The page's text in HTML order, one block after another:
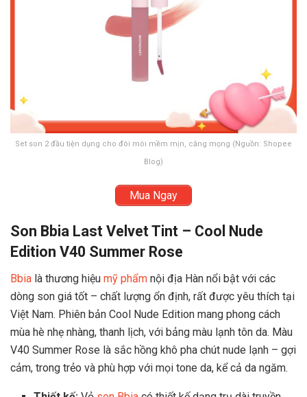
Set son 2 đầu tiện dụng cho đôi môi mềm mịn, căng mọng (Nguồn: Shopee
Blog)
Mua Ngay
Son Bbia Last Velvet Tint – Cool Nude
Edition V40 Summer Rose
Bbia là thương hiệu mỹ phẩm nội địa Hàn nổi bật với các
dòng son giá tốt – chất lượng ổn định, rất được yêu thích tại
Việt Nam. Phiên bản Cool Nude Edition mang phong cách
mùa hè nhẹ nhàng, thanh lịch, với bảng màu lạnh tôn da. Màu
V40 Summer Rose là sắc hồng khô pha chút nude lạnh – gợi
cảm, trong trẻo và phù hợp với mọi tone da, kể cả da ngăm.